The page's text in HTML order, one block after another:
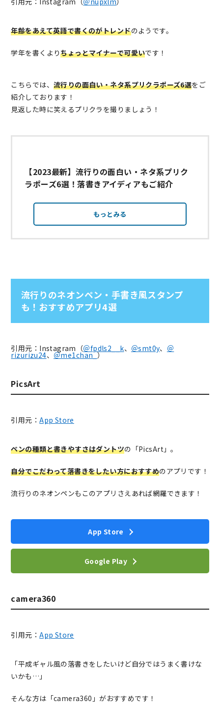
年齢をあえて英語で書くのがトレンドのようです。
学年を書くよりちょっとマイナーで可愛いです！
こちらでは、 流行りの面白い・ネタ系プリクラポーズ6選をご
紹介しております！
見返した時に笑えるプリクラを撮りましょう！
【2023最新】流行りの面白い・ネタ系プリク
ラポーズ6選！落書きアイディアもご紹介
もっとみる
流行りのネオンペン・手書き風スタンプ
も！おすすめアプリ4選
引用元：Instagram（＠fpdls2__k、 ＠smt0y、 ＠
rizurizu24、 ＠me1chan_）
PicsArt
引用元：App Store
ペンの種類と書きやすさはダントツの「PicsArt」。
自分でこだわって落書きをしたい方におすすめのアプリです！
流行りのネオンペンもこのアプリさえあれば網羅できます！
App Store
Google Play
camera360
引用元：App Store
「平成ギャル風の落書きをしたいけど自分ではうまく書けな
いかも…」
そんな方は「camera360」がおすすめです！